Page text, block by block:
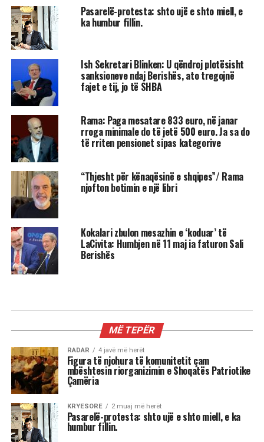
Pasarelë-protesta: shto ujë e shto miell, e
ka humbur fillin.
Ish Sekretari Blinken: U qëndroj plotësisht
sanksioneve ndaj Berishës, ato tregojnë
fajet e tij, jo të SHBA
Rama: Paga mesatare 833 euro, në janar
rroga minimale do të jetë 500 euro. Ja sa do
të rriten pensionet sipas kategorive
“Thjesht për kënaqësinë e shqipes”/ Rama
njofton botimin e një libri
Kokalari zbulon mesazhin e ‘koduar’ të
LaCivita: Humbjen në 11 maj ia faturon Sali
Berishës
Reshat Arbana festoi 85-vjetorin
dhe la një mesazh për ne …